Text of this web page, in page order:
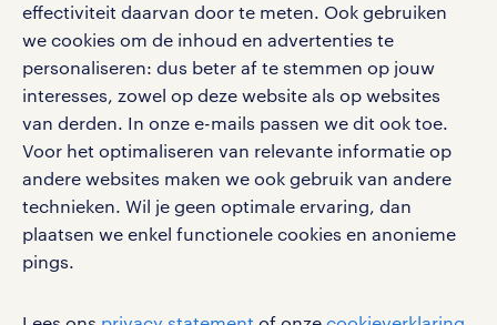
effectiviteit daarvan door te meten. Ook gebruiken
we cookies om de inhoud en advertenties te
personaliseren: dus beter af te stemmen op jouw
interesses, zowel op deze website als op websites
van derden. In onze e-mails passen we dit ook toe.
Voor het optimaliseren van relevante informatie op
andere websites maken we ook gebruik van andere
technieken. Wil je geen optimale ervaring, dan
plaatsen we enkel functionele cookies en anonieme
pings.
Volg ons voor de leukste content omtrent
vacatures, solliciteren en inspiratie.
werken bij randstad
gebruikersvoorwaarden
privacystatement
cookies